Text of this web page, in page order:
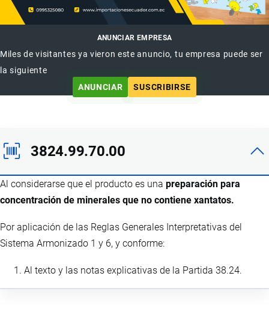
ANUNCIAR EMPRESA
Miles de visitantes ya vieron este anuncio, tu empresa puede ser
la siguiente
ANUNCIAR
SUSCRIBIRSE
3824.99.70.00
Al considerarse que el producto es una preparación para
concentración de minerales que no contiene xantatos.
Por aplicación de las Reglas Generales Interpretativas del
Sistema Armonizado 1 y 6, y conforme:
Al texto y las notas explicativas de la Partida 38.24.